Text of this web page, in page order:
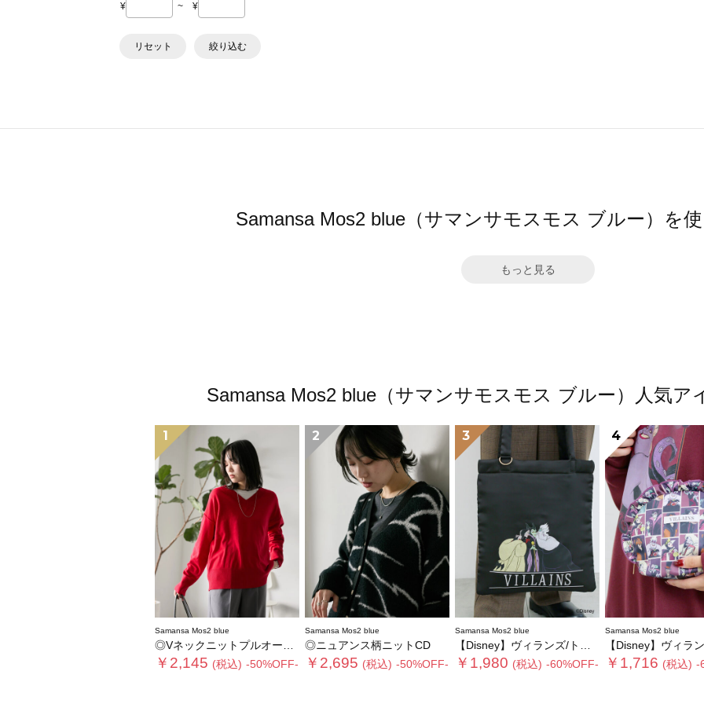
¥ ~ ¥
リセット 絞り込む
Samansa Mos2 blue（サマンサモスモス ブルー）を
もっと見る
Samansa Mos2 blue（サマンサモスモス ブルー）人気ア
1
Samansa Mos2 blue
◎Vネックニットプルオーバー
￥2,145 (税込) -50%OFF-
2
Samansa Mos2 blue
◎ニュアンス柄ニットCD
￥2,695 (税込) -50%OFF-
3
Samansa Mos2 blue
【Disney】ヴィランズ/トートバッグ
￥1,980 (税込) -60%OFF-
4
Samansa Mos2 blue
【Disney】ヴィランズ/フリ
￥1,716 (税込) -